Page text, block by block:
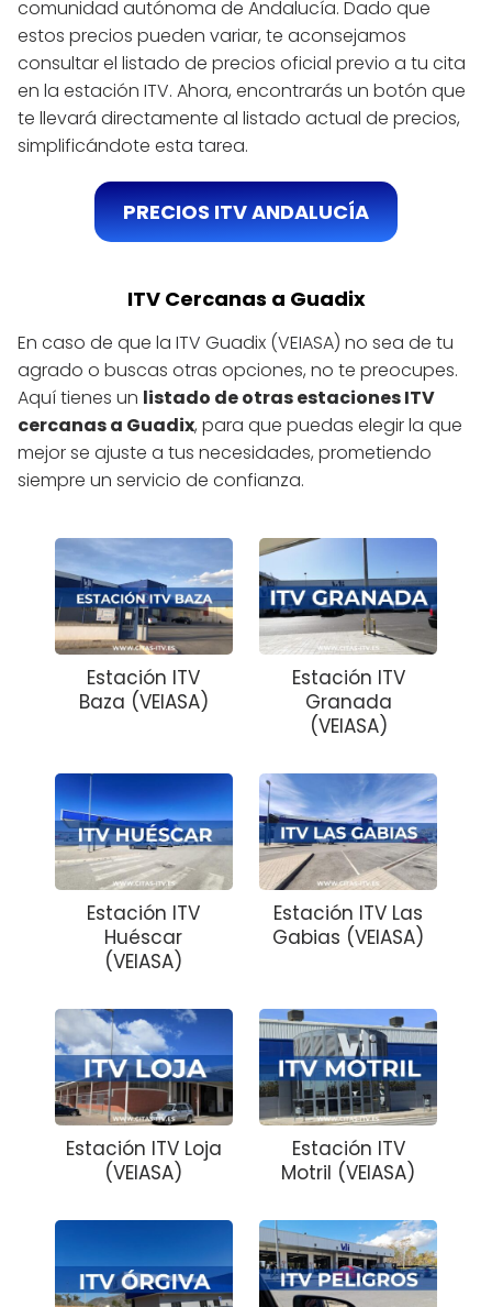
comunidad autónoma de Andalucía. Dado que
estos precios pueden variar, te aconsejamos
consultar el listado de precios oficial previo a tu cita
en la estación ITV. Ahora, encontrarás un botón que
te llevará directamente al listado actual de precios,
simplificándote esta tarea.
PRECIOS ITV ANDALUCÍA
ITV Cercanas a Guadix
En caso de que la ITV Guadix (VEIASA) no sea de tu
agrado o buscas otras opciones, no te preocupes.
Aquí tienes un listado de otras estaciones ITV
cercanas a Guadix, para que puedas elegir la que
mejor se ajuste a tus necesidades, prometiendo
siempre un servicio de confianza.
Estación ITV
Baza (VEIASA)
Estación ITV
Granada
(VEIASA)
Estación ITV
Huéscar
(VEIASA)
Estación ITV Las
Gabias (VEIASA)
Estación ITV Loja
(VEIASA)
Estación ITV
Motril (VEIASA)